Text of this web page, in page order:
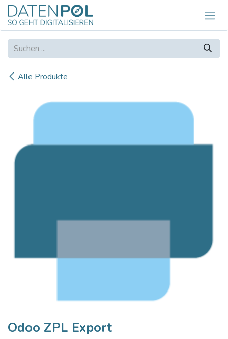
Zum Inhalt springen
Alle Produkte
Odoo ZPL Export